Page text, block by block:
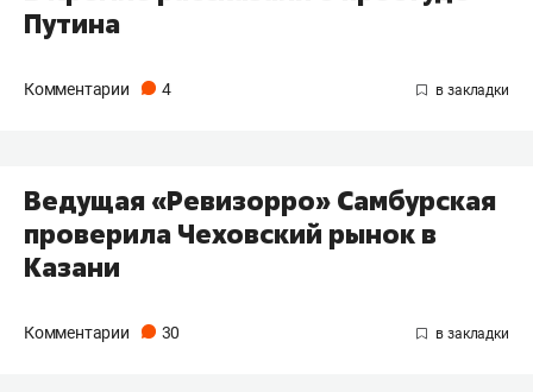
Путина
Комментарии 4
Ведущая «Ревизорро» Самбурская
проверила Чеховский рынок в
Казани
Комментарии 30